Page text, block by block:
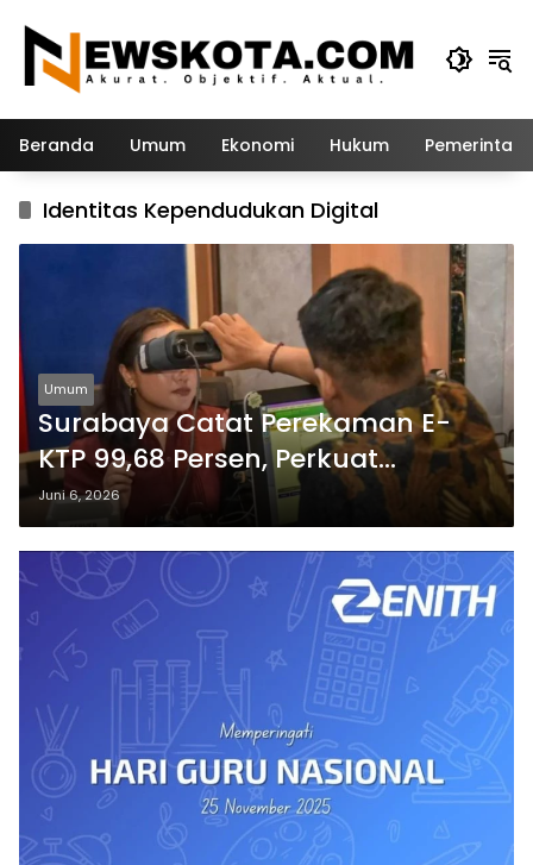
konten
Beranda Umum Ekonomi Hukum
Identitas Kependudukan Digital
Umum
Surabaya Catat Perekaman E-
KTP 99,68 Persen, Perkuat
Transformasi Digital
Juni 6, 2026